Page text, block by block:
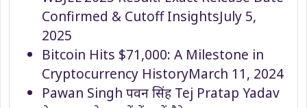
Confirmed & Cutoff InsightsJuly 5,
2025
Bitcoin Hits $71,000: A Milestone in
Cryptocurrency HistoryMarch 11, 2024
Pawan Singh पवन सिंह Tej Pratap Yadav